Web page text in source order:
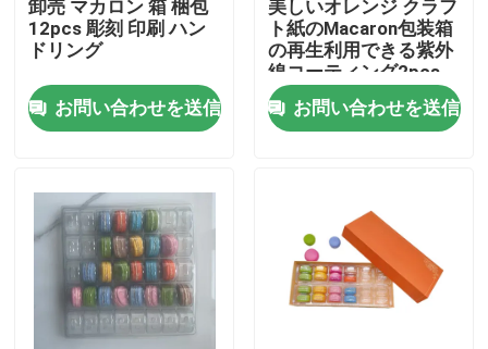
家へ
製品
ビデオ
わたしたち に つい て
工場 ツアー
卸売 マカロン 箱 梱包
12pcs 彫刻 印刷 ハン
ドリング
お問い合わせを送信
美しいオレンジ クラフ
ト紙のMacaron包装箱
の再生利用できる紫外
線コーティング2pcs
お問い合わせを送信